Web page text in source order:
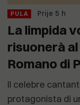
PULA Prije 5 h
La limpida
risuonerà
Romano di
Il celebre
protagonista di